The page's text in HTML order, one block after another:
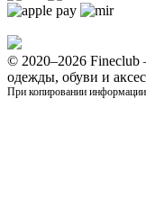
© 2020–2026 Fineclub
одежды, обуви и
При копировании информации